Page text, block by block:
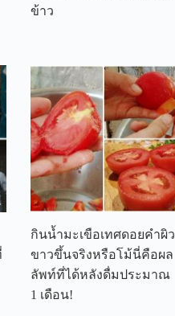
ข้าว
กินน้ำมะเขือเทศดอยคำผิว
ขาวขึ้นจริงหรือโม้นี่คือผล
ลัพท์ที่ได้หลังดื่มประมาณ
1 เดือน!